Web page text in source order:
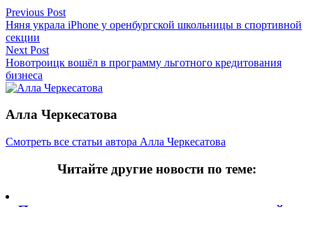
Навигация
по
записям
Previous Post
Няня украла iPhone у оренбургской школьницы в спортивной
секции
Next Post
Новотроицк вошёл в программу льготного кредитования
бизнеса
Алла Черкесатова
Смотреть все статьи автора Алла Черкесатова
Читайте другие новости по теме:
Подпишитесь на нашу рассылку и
получайте